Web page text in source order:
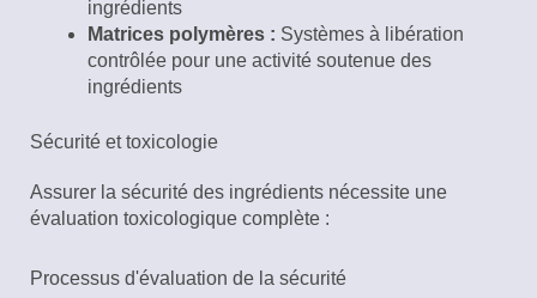
ingrédients
Matrices polymères : Systèmes à libération
contrôlée pour une activité soutenue des
ingrédients
Sécurité et toxicologie
Assurer la sécurité des ingrédients nécessite une
évaluation toxicologique complète :
Processus d'évaluation de la sécurité